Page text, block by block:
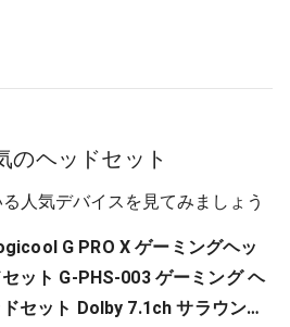
のヘッドセット
人気デバイスを見てみましょう
G PRO X ゲーミングヘッ
セット G-PHS-003 ゲーミング ヘ
ドセット Dolby 7.1ch サラウンド